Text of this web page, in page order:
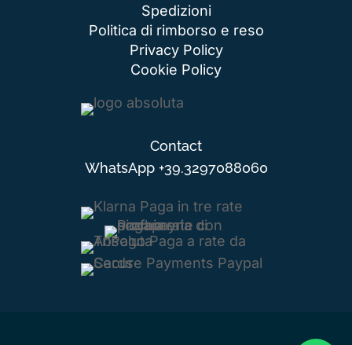
Spedizioni
Politica di rimborso e reso
Privacy Policy
Cookie Policy
Contact
WhatsApp +39.3297088060